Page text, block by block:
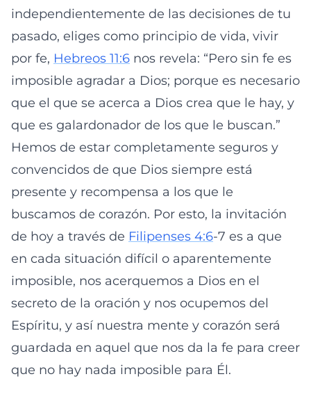
independientemente de las decisiones de tu
pasado, eliges como principio de vida, vivir
por fe, Hebreos 11:6 nos revela: “Pero sin fe es
imposible agradar a Dios; porque es necesario
que el que se acerca a Dios crea que le hay, y
que es galardonador de los que le buscan.”
Hemos de estar completamente seguros y
convencidos de que Dios siempre está
presente y recompensa a los que le
buscamos de corazón. Por esto, la invitación
de hoy a través de Filipenses 4:6-7 es a que
en cada situación difícil o aparentemente
imposible, nos acerquemos a Dios en el
secreto de la oración y nos ocupemos del
Espíritu, y así nuestra mente y corazón será
guardada en aquel que nos da la fe para creer
que no hay nada imposible para Él.